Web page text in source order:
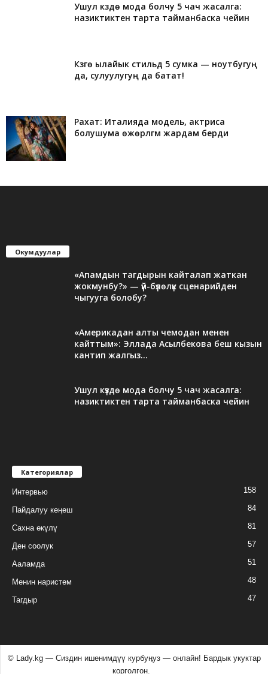
Ушул күздө мода болчу 5 чач жасалга:
назиктиктен тарта тайманбаска чейин
Күзгө ылайык стильдүү 5 сумка — ноутбугуң
да, сулуулугуң да батат!
Рахат: Италияда модель, актриса
болушума өжөрлүгүм жардам берди
Окумдуулар
«Апамдын тагдырын кайталап жаткан
жокмунбу?» — үй-бүлөлүк сценарийден
чыгууга болобу?
«Америкадан алты чемодан менен
кайттым»: Эллада Асылбекова беш кызын
кантип жалгыз...
Ушул күздө мода болчу 5 чач жасалга:
назиктиктен тарта тайманбаска чейин
Категориялар
Интервью 158
Пайдалуу кеңеш 84
Сахна өкүлү 81
Ден соолук 57
Ааламда 51
Менин наристем 48
Тагдыр 47
© Lady.kg — Сиздин ишенимдүү курбуӊуз — онлайн! Бардык укуктар
корголгон.